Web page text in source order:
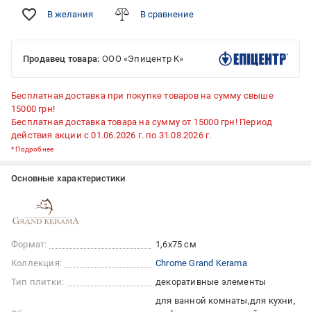
В желания В сравнение
Продавец товара: ООО «Эпицентр К»
Бесплатная доставка при покупке товаров на сумму свыше
15000 грн!
Бесплатная доставка товара на сумму от 15000 грн! Период
действия акции с 01.06.2026 г. по 31.08.2026 г.
*Подробнее
Основные характеристики
Формат:
1,6x75 см
Коллекция:
Chrome Grand Kerama
Тип плитки:
декоративные элементы
для ванной комнаты для кухни